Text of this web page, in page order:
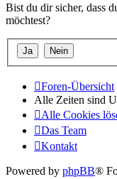
Bist du dir sicher, dass
möchtest?
Foren-Übersicht
Alle Zeiten sind
Alle Cookies
Das Team
Kontakt
Powered by phpBB®